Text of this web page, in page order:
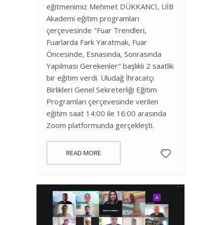
eğitmenimiz Mehmet DÜKKANCI, UİB
Akademi eğitim programları
çerçevesinde "Fuar Trendleri,
Fuarlarda Fark Yaratmak, Fuar
Öncesinde, Esnasında, Sonrasında
Yapılması Gerekenler" başlıklı 2 saatlik
bir eğitim verdi. Uludağ İhracatçı
Birlikleri Genel Sekreterliği Eğitim
Programları çerçevesinde verilen
eğitim saat 14:00 ile 16:00 arasında
Zoom platformunda gerçekleşti.
READ MORE